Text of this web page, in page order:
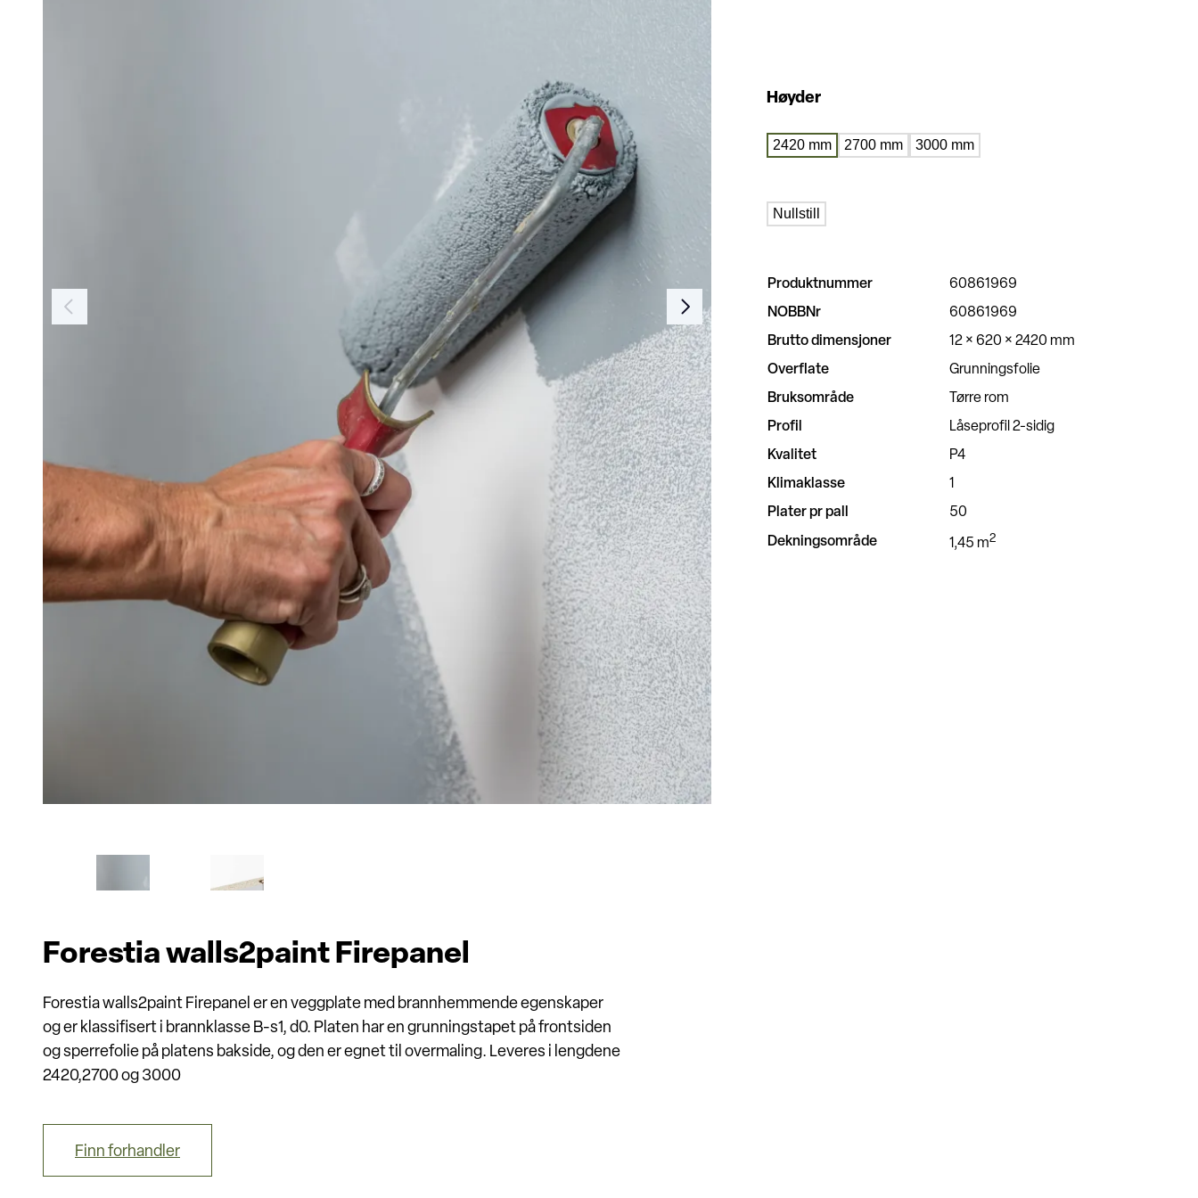
Forestia walls2paint Firepanel
Forestia walls2paint Firepanel er en veggplate med brannhemmende egenskaper
og er klassifisert i brannklasse B-s1, d0. Platen har en grunningstapet på frontsiden
og sperrefolie på platens bakside, og den er egnet til overmaling. Leveres i lengdene
2420,2700 og 3000
Finn forhandler
Høyder
2420 mm 2700 mm 3000 mm
Nullstill
Produktnummer
60861969
NOBBNr
60861969
Brutto dimensjoner
12 × 620 × 2420 mm
Overflate
Grunningsfolie
Bruksområde
Tørre rom
Profil
Låseprofil 2-sidig
Kvalitet
P4
Klimaklasse
1
Plater pr pall
50
Dekningsområde 1,45 m2